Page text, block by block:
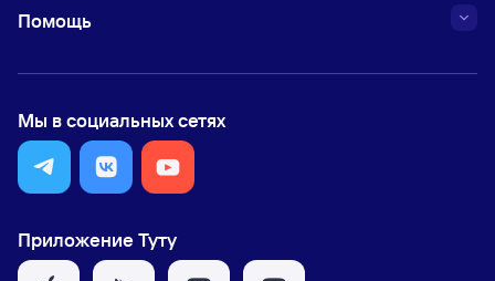
Помощь
Мы в социальных сетях
Приложение Туту